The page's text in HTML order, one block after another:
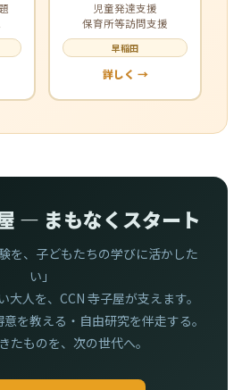
児童発達支援
保育所等訪問支援
早稲田
詳しく →
— まもなくスタート
を、子どもたちの学びに活かした
い」
大人を、CCN 寺子屋が支えます。
を教える・自由研究を伴走する。
たものを、次の世代へ。